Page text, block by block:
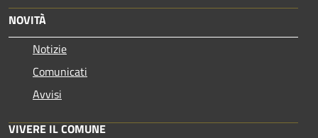
NOVITÀ
Notizie
Comunicati
Avvisi
VIVERE IL COMUNE